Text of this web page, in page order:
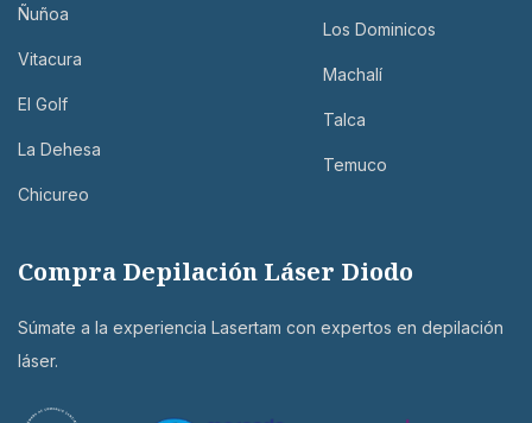
Ñuñoa
Vitacura
El Golf
La Dehesa
Chicureo
Los Dominicos
Machalí
Talca
Temuco
Compra Depilación Láser Diodo
Súmate a la experiencia Lasertam con expertos en depilación
láser.